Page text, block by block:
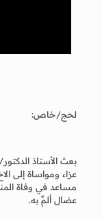
لحج/خاص:
بعث الأستاذ
عزاء ومواساة إلى
مساعد في وفاة
عضال ألمَّ به.